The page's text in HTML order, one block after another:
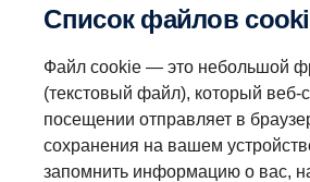
Список файлов
Файл cookie — это небольшой
(текстовый файл), который веб-
посещении отправляет в
сохранения на вашем
запомнить информацию о вас,